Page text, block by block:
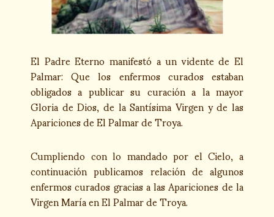
El Padre Eterno manifestó a un vidente de El
Palmar: Que los enfermos curados estaban
obligados a publicar su curación a la mayor
Gloria de Dios, de la Santísima Virgen y de las
Apariciones de El Palmar de Troya.
Cumpliendo con lo mandado por el Cielo, a
continuación publicamos relación de algunos
enfermos curados gracias a las Apariciones de la
Virgen María en El Palmar de Troya.